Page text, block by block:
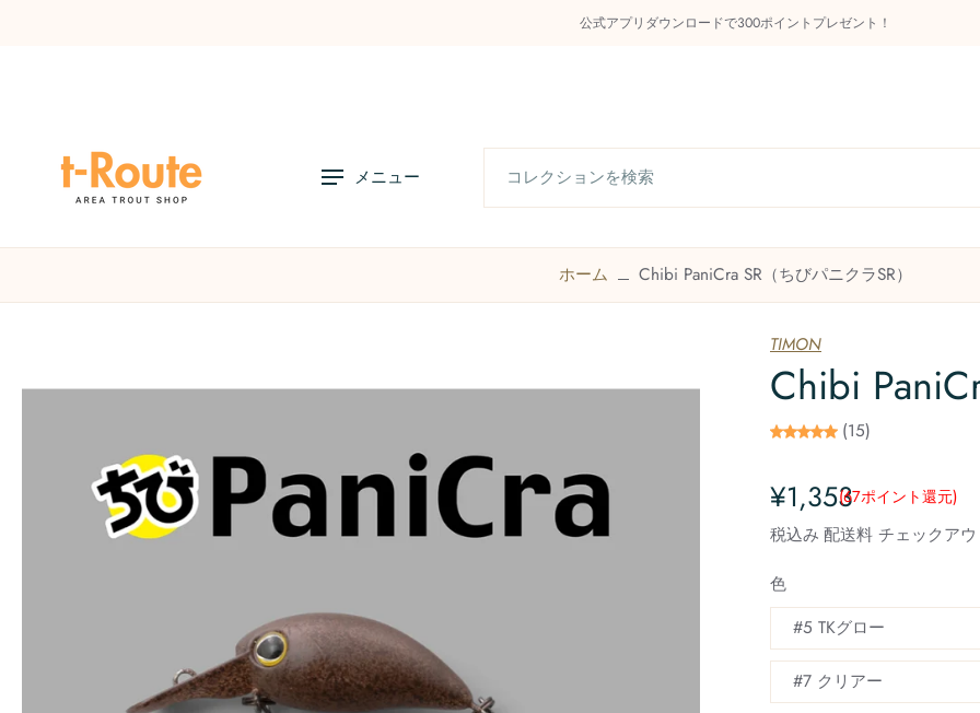
プ
公式アプリダウンロードで300ポイントプレゼント！
メニュー
管釣り知識庫 商品カテゴリー 今後のイベン
お問い合わせ
ホーム Chibi PaniCra SR（ちびパニクラSR）
品
TIMON
Chibi
(15)
¥1,353
(67ポイント還元)
税込み 配送料 チェックアウ
色
#5 TKグロー
#7 クリアー